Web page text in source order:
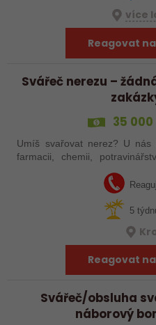
více
Reagovat
Svářeč nerezu –
35
Umíš svařovat nerez? U
farmacii, chemii,
5
Reagovat
Svářeč/obsluha
náborový